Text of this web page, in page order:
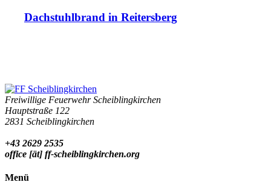
Dachstuhlbrand in Reitersberg
Freiwillige Feuerwehr Scheiblingkirchen
Hauptstraße 122
2831 Scheiblingkirchen
+43 2629 2535
office [ät] ff-scheiblingkirchen.org
Menü